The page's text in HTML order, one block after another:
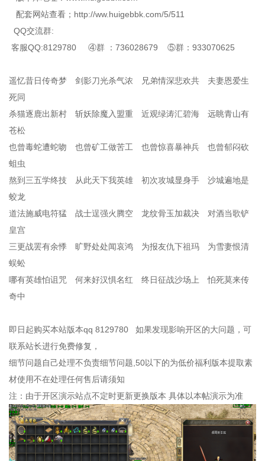
配套网站查看；http://ww.huigebbk.com/5/511
QQ交流群:
客服QQ:8129780 ④群 ：736028679 ⑤群：933070625
遥忆昔日传奇梦 剑影刀光杀气浓 兄弟情深悲欢共 夫妻恩爱生
死同
杀猫逐鹿出新村 斩妖除魔入盟重 近观绿涛汇碧海 远眺青山有
苍松
也曾毒蛇遭蛇吻 也曾矿工做苦工 也曾惊喜暴神兵 也曾郁闷砍
蛆虫
熬到三五学终技 从此天下我英雄 初次攻城显身手 沙城遍地是
蛟龙
道法施威电符猛 战士逞强火腾空 龙纹骨玉加裁决 对酒当歌铲
皇宫
三更战罢有余悸 旷野处处闻哀鸿 为报友仇下祖玛 为雪妻恨清
蜈蚣
哪有英雄怕诅咒 何来好汉惧名红 终日征战沙场上 怕死莫来传
奇中
即日起购买本站版本qq 8129780 如果发现影响开区的大问题，可
联系站长进行免费修复，
细节问题自己处理不负责细节问题,50以下的为低价福利版本提取素
材使用不在处理任何售后请须知
注：由于开区演示站点不定时更新更换版本 具体以本帖演示为准